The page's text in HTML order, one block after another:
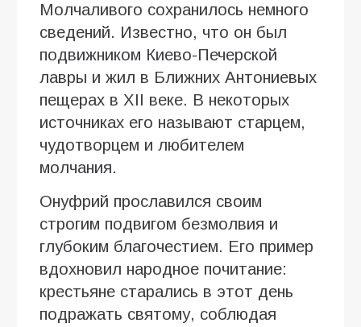
Молчаливого сохранилось немного
сведений. Известно, что он был
подвижником Киево-Печерской
лавры и жил в Ближних Антониевых
пещерах в XII веке. В некоторых
источниках его называют старцем,
чудотворцем и любителем
молчания.
Онуфрий прославился своим
строгим подвигом безмолвия и
глубоким благочестием. Его пример
вдохновил народное почитание:
крестьяне старались в этот день
подражать святому, соблюдая